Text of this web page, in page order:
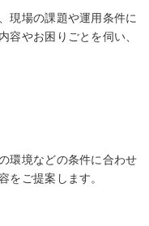
現場の課題や運用条件に
容やお困りごとを伺い、
環境などの条件に合わせ
をご提案します。